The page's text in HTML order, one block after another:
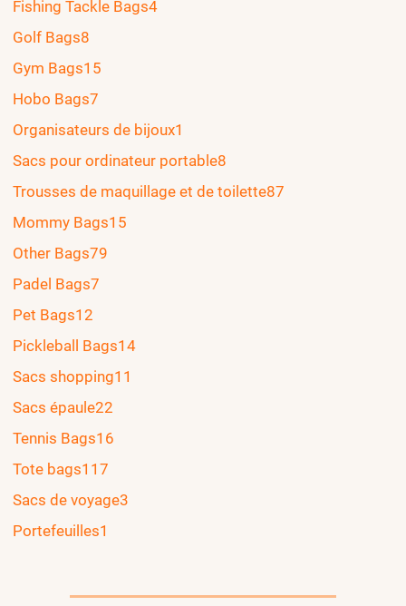
Fishing Tackle Bags4
Golf Bags8
Gym Bags15
Hobo Bags7
Organisateurs de bijoux1
Sacs pour ordinateur portable8
Trousses de maquillage et de toilette87
Mommy Bags15
Other Bags79
Padel Bags7
Pet Bags12
Pickleball Bags14
Sacs shopping11
Sacs épaule22
Tennis Bags16
Tote bags117
Sacs de voyage3
Portefeuilles1